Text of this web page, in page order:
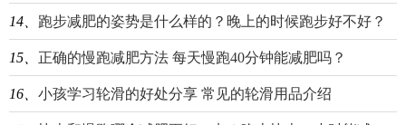
14、 跑步减肥的姿势是什么样的？晚上的时候跑步好不好？
15、 正确的慢跑减肥方法 每天慢跑40分钟能减肥吗？
16、 小孩学习轮滑的好处分享 常见的轮滑用品介绍